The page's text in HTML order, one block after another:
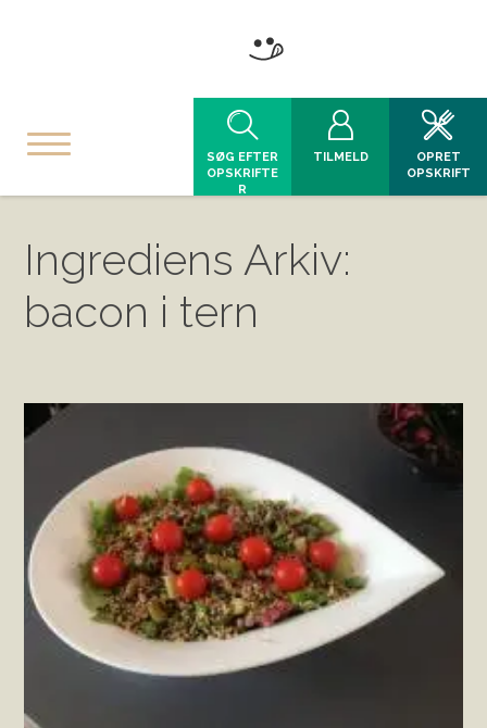
SØG EFTER
OPSKRIFTE
R
TILMELD
OPRET
OPSKRIFT
Ingrediens Arkiv:
bacon i tern